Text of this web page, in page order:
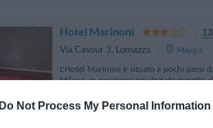
Do Not Process My Personal Information
Hotel Marinoni
Via Cavour 3, Lomazzo
Mappa
L'Hotel Marinoni è situato a pochi passi
Milano, in posizione privilegiata rispetto
Ultima struttura prenotata